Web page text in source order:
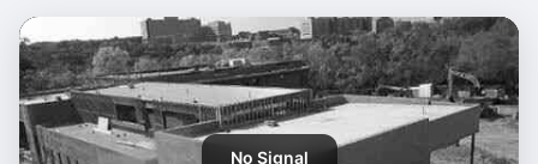
No Signal